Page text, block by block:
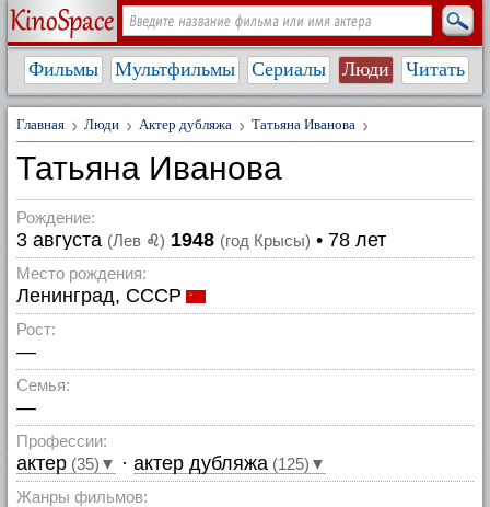
Фильмы Мультфильмы Сериалы Люди Читать
Главная Люди Актер дубляжа Татьяна Иванова
Татьяна Иванова
Рождение:
3 августа (Лев ♌) 1948 (год Крысы) • 78 лет
Место рождения:
Ленинград, СССР
Рост:
—
Семья:
—
Профессии:
актер (35)▼ · актер дубляжа (125)▼
Жанры фильмов: